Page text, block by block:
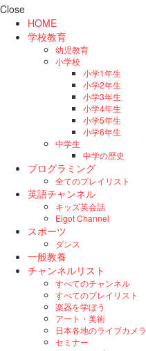
Close
HOME
学校教育
幼児教育
小学校
小学1年生
小学2年生
小学3年生
小学4年生
小学5年生
小学6年生
中学生
中学の歴史
プログラミング
全てのプレイリスト
英語チャンネル
キッズ英会話
Eigot Channel
スポーツ
ダンス
一般教養
チャンネルリスト
すべてのチャンネル
すべてのプレイリスト
楽器を学ぼう
アート・美術
日本各地のライブカメラ
セミナー